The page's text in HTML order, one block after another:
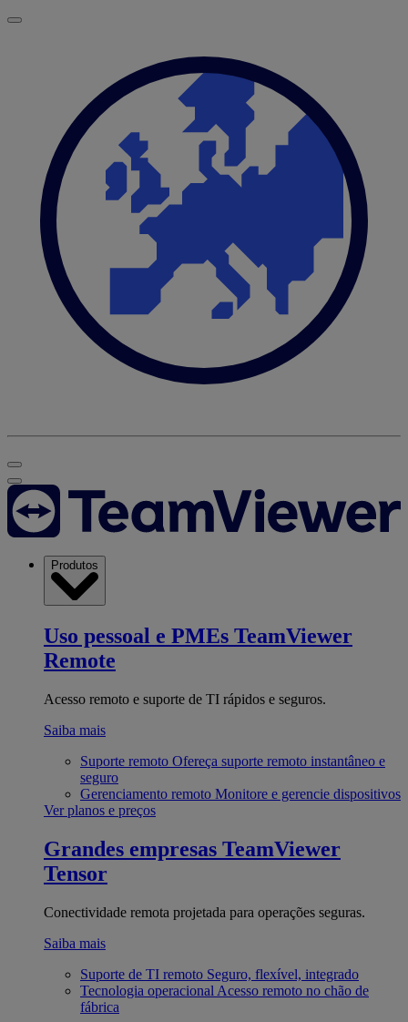
Produtos
Uso pessoal e PMEs TeamViewer
Remote
Acesso remoto e suporte de TI rápidos e seguros.
Saiba mais
Suporte remoto Ofereça suporte remoto instantâneo e
seguro
Gerenciamento remoto Monitore e gerencie dispositivos
Ver planos e preços
Grandes empresas TeamViewer
Tensor
Conectividade remota projetada para operações seguras.
Saiba mais
Suporte de TI remoto Seguro, flexível, integrado
Tecnologia operacional Acesso remoto no chão de
fábrica